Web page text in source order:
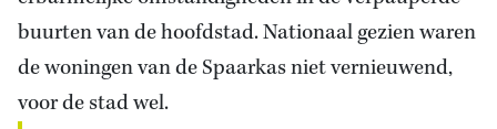
buurten van de hoofdstad. Nationaal gezien waren
de woningen van de Spaarkas niet vernieuwend,
voor de stad wel.